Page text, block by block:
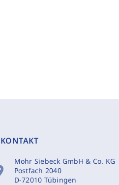
KONTAKT
Mohr Siebeck GmbH & Co. KG
Postfach 2040
D-72010 Tübingen